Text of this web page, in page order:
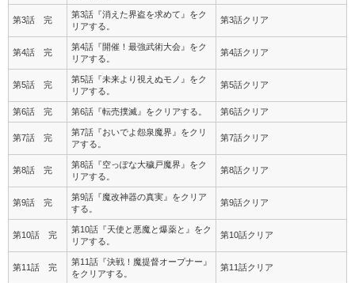
第3話 完
第3話『消えた界盗を求めて』をク
リアする。
第3話クリア
第4話 完
第4話『開催！最強武術大会』をク
リアする。
第4話クリア
第5話 完
第5話『未来より視えぬモノ』をク
リアする。
第5話クリア
第6話 完 第6話『転売撲滅』をクリアする。 第6話クリア
第7話 完
第7話『おいでよ怨泉魔界』をクリ
アする。
第7話クリア
第8話 完
第8話『空っぽな大穢戸魔界』をク
リアする。
第8話クリア
第9話 完
第9話『魔改神器の真実』をクリア
する。
第9話クリア
第10話 完
第10話『天使と悪魔と爆薬と』をク
リアする。
第10話クリア
第11話 完
第11話『決戦！魔提督オープナー』
をクリアする。
第11話クリア